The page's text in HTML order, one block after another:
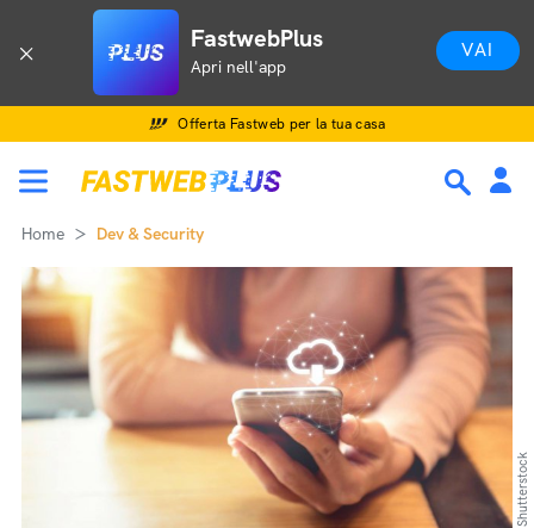
FastwebPlus
Apri nell'app
VAI
Offerta Fastweb per la tua casa
Home Dev & Security
Shutterstock